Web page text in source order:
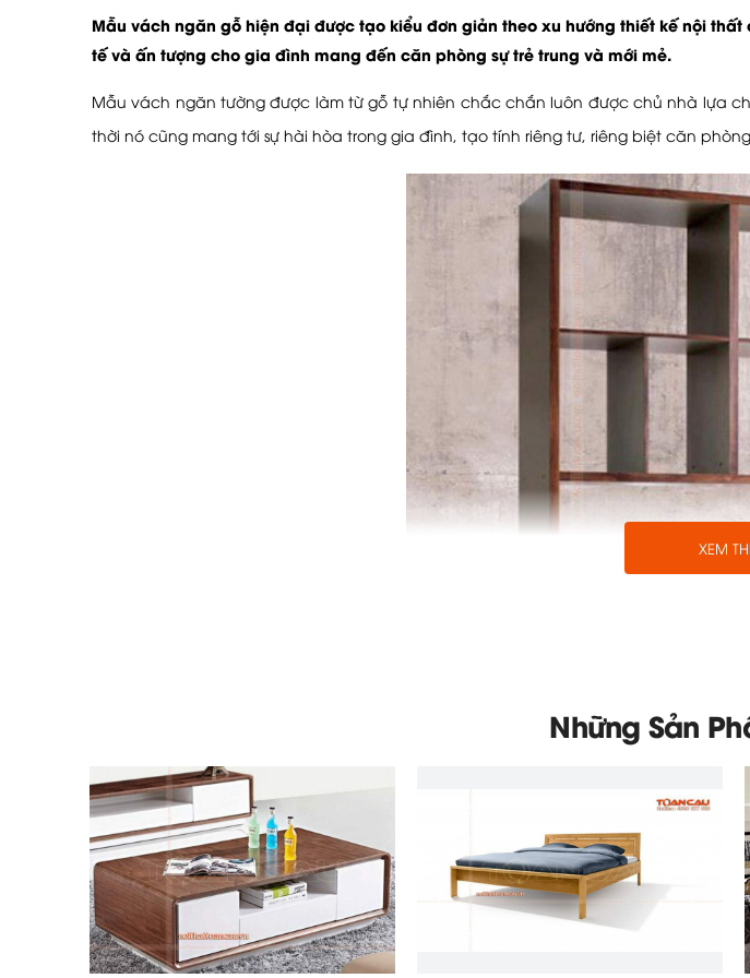
Mẫu vách ngăn gỗhiện đại được tạo kiểu đơn giản theo xu hướng thiết kế nội
tế và ấn tượng cho gia đình mang đến căn phòng sự trẻ trung và mới mẻ.
Mẫu vách ngăn tường được làm từ gỗ tự nhiên chắc chắn luôn được chủ nhà lựa
thời nó cũng mang tới sự hài hòa trong gia đình, tạo tính riêng tư, riêng biệt căn
XEM
Những Sản